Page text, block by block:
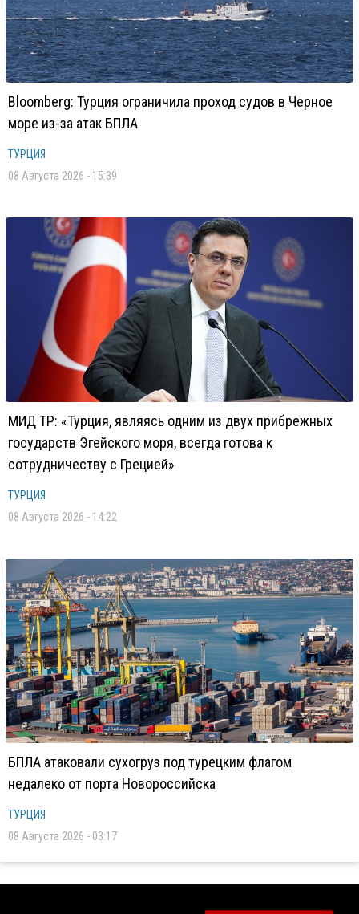
Bloomberg: Турция ограничила проход судов в Черное
море из-за атак БПЛА
ТУРЦИЯ
08 Августа 2026 - 15:39
МИД ТР: «Турция, являясь одним из двух прибрежных
государств Эгейского моря, всегда готова к
сотрудничеству с Грецией»
ТУРЦИЯ
08 Августа 2026 - 14:22
БПЛА атаковали сухогруз под турецким флагом
недалеко от порта Новороссийска
ТУРЦИЯ
08 Августа 2026 - 03:17